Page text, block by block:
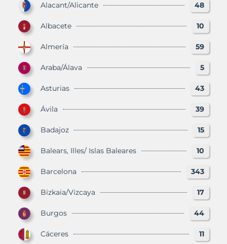
Alacant/Alicante 48
Albacete 10
Almería 59
Araba/Álava 5
Asturias 43
Ávila 39
Badajoz 15
Balears, Illes/ Islas Baleares 10
Barcelona 343
Bizkaia/Vizcaya 17
Burgos 44
Cáceres 11